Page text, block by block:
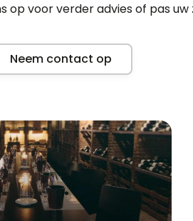
op voor verder advies of pas
Neem contact op